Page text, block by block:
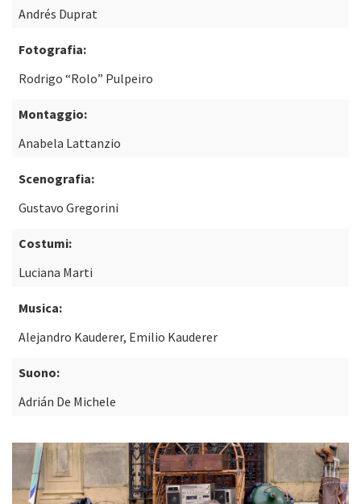
Andrés Duprat
Fotografia:
Rodrigo “Rolo” Pulpeiro
Montaggio:
Anabela Lattanzio
Scenografia:
Gustavo Gregorini
Costumi:
Luciana Marti
Musica:
Alejandro Kauderer, Emilio Kauderer
Suono:
Adrián De Michele